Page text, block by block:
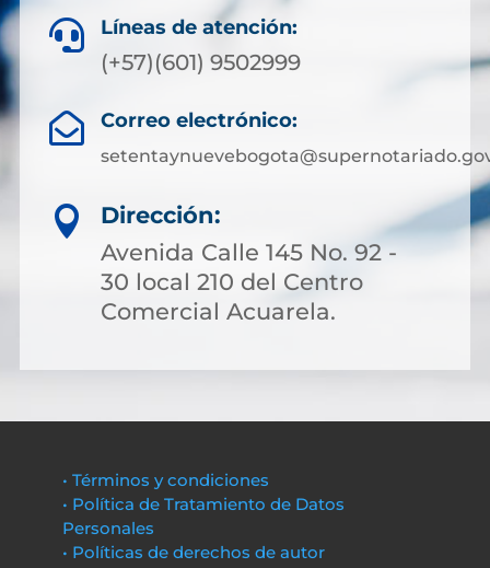
 Líneas de atención:
(+57)(601) 9502999
 Correo electrónico:

Dirección:
Avenida Calle 145 No. 92 -
30 local 210 del Centro
Comercial Acuarela.
• Términos y condiciones
• Política de Tratamiento de Datos
Personales
• Políticas de derechos de autor